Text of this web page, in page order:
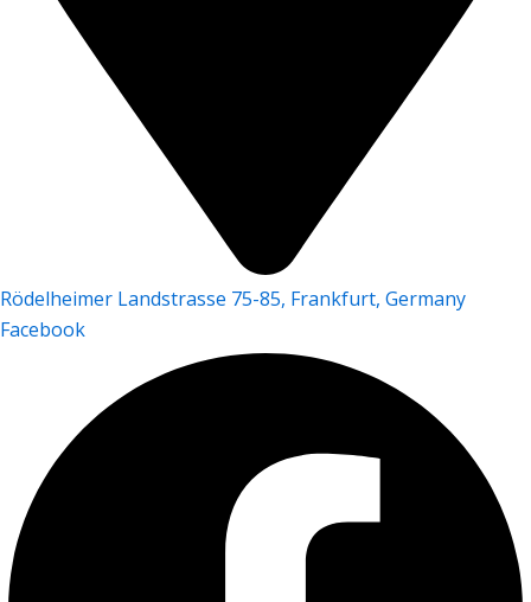
Rödelheimer Landstrasse 75-85, Frankfurt, Germany
Facebook